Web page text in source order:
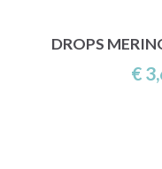
DROPS
€